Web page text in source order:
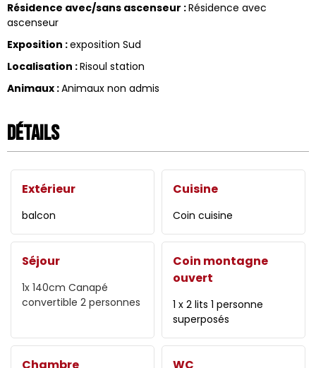
Résidence avec/sans ascenseur :Résidence avec
ascenseur
Exposition :exposition Sud
Localisation :Risoul station
Animaux :Animaux non admis
Détails
Extérieur
balcon
Cuisine
Coin cuisine
Séjour
1x 140cm Canapé
convertible 2 personnes
Coin montagne
ouvert
1 x 2 lits 1 personne
superposés